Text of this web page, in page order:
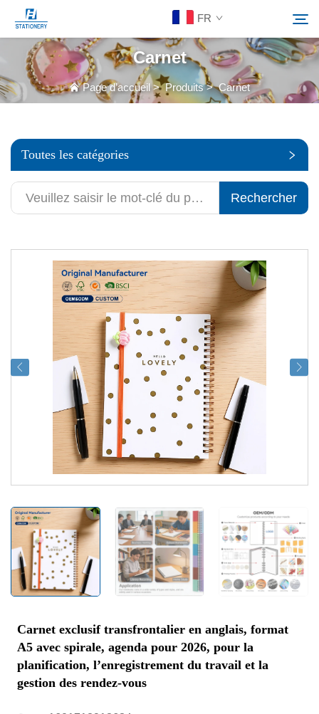
FR
Produits
Solutions personnalisées
Ressources
Contactez-Nous
Rechercher
Carnet
Page d’accueil>Produits>Carnet
Toutes les catégories
Rechercher
Carnet exclusif transfrontalier en anglais, format
A5 avec spirale, agenda pour 2026, pour la
planification, l’enregistrement du travail et la
gestion des rendez-vous